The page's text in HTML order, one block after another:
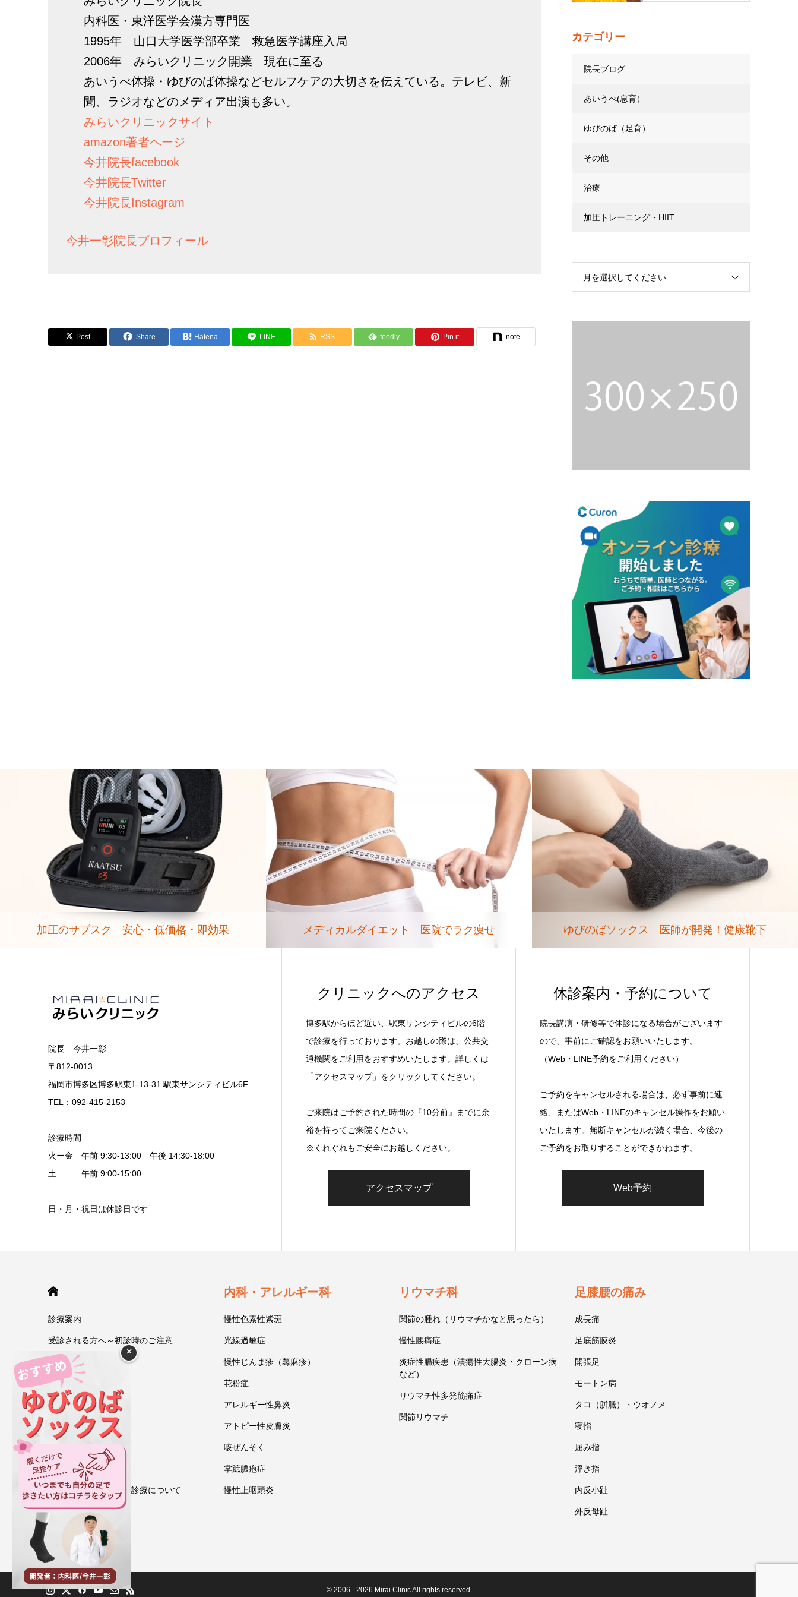
内科医・東洋医学会漢方専門医
1995年 山口大学医学部卒業 救急医学講座入局
2006年 みらいクリニック開業 現在に至る
あいうべ体操・ゆびのば体操などセルフケアの大切さを伝えている。テレビ、新
聞、ラジオなどのメディア出演も多い。
みらいクリニックサイト
amazon著者ページ
今井院長facebook
今井院長Twitter
今井院長Instagram
今井一彰院長プロフィール
Post Share Hatena LINE RSS feedly Pin it note
カテゴリー
院長ブログ
あいうべ(息育）
ゆびのば（足育）
その他
治療
加圧トレーニング・HIIT
月を選択してください
加圧のサブスク 安心・低価格・即効果 メディカルダイエット 医院でラク痩せ ゆびのばソックス 医師が開発！健康靴下
院長 今井一彰
〒812-0013
福岡市博多区博多駅東1-13-31 駅東サンシティビル6F
TEL：092-415-2153
診療時間
火ー金 午前 9:30-13:00 午後 14:30-18:00
土 午前 9:00-15:00
日・月・祝日は休診日です
クリニックへのアクセス
博多駅からほど近い、駅東サンシティビルの6階
で診療を行っております。お越しの際は、公共交
通機関をご利用をおすすめいたします。詳しくは
「アクセスマップ」をクリックしてください。
ご来院はご予約された時間の『10分前』までに余
裕を持ってご来院ください。
※くれぐれもご安全にお越しください。
アクセスマップ
休診案内・予約について
院長講演・研修等で休診になる場合がございます
ので、事前にご確認をお願いいたします。
（Web・LINE予約をご利用ください）
ご予約をキャンセルされる場合は、必ず事前に連
絡、またはWeb・LINEのキャンセル操作をお願い
いたします。無断キャンセルが続く場合、今後の
ご予約をお取りすることができかねます。
Web予約
診療案内
受診される方へ～初診時のご注意
今井一彰 院長紹介
あいうべ体操
ゆびのば体操
ブログ
アクセス・地図
お問い合わせ
情報通信機器を用いた診療について
プライバシーポリシー
ゆびのばソックス通販
内科・アレルギー科
慢性色素性紫斑
光線過敏症
慢性じんま疹（蕁麻疹）
花粉症
アレルギー性鼻炎
アトピー性皮膚炎
咳ぜんそく
掌蹠膿疱症
慢性上咽頭炎
リウマチ科
関節の腫れ（リウマチかなと思ったら）
慢性腰痛症
炎症性腸疾患（潰瘍性大腸炎・クローン病
など）
リウマチ性多発筋痛症
関節リウマチ
足膝腰の痛み
成長痛
足底筋膜炎
開張足
モートン病
タコ（胼胝）・ウオノメ
寝指
屈み指
浮き指
内反小趾
外反母趾
© 2006 - 2026 Mirai Clinic All rights reserved.
×